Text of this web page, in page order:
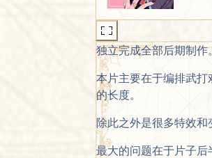
独立完成全部后期制作
本片主要在于编排武
的长度。
除此之外是很多特效和
最大的问题在于片子